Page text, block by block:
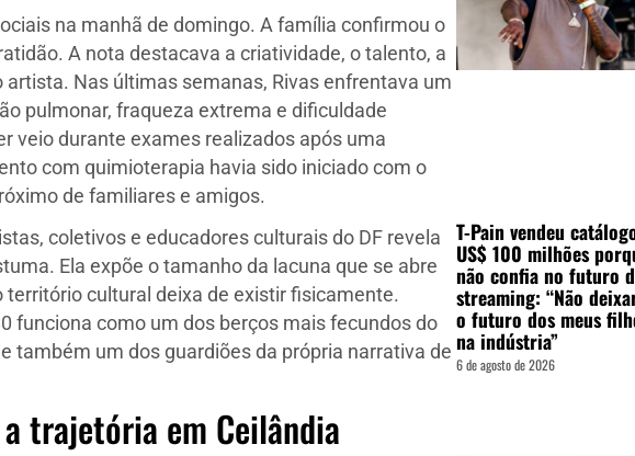
na manhã de domingo. A família confirmou o
A nota destacava a criatividade, o talento, a
Nas últimas semanas, Rivas enfrentava um
pulmonar, fraqueza extrema e dificuldade
veio durante exames realizados após uma
com quimioterapia havia sido iniciado com o
de familiares e amigos.
coletivos e educadores culturais do DF revela
Ela expõe o tamanho da lacuna que se abre
cultural deixa de existir fisicamente.
funciona como um dos berços mais fecundos do
também um dos guardiões da própria narrativa de
trajetória em Ceilândia
T-Pain vendeu
US$ 100 milhões
não confia no futuro
streaming: “Não
o futuro dos meus
na indústria”
6 de agosto de 2026